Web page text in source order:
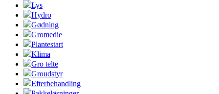
Lys
Hydro
Gødning
Gromedie
Plantestart
Klima
Gro telte
Groudstyr
Efterbehandling